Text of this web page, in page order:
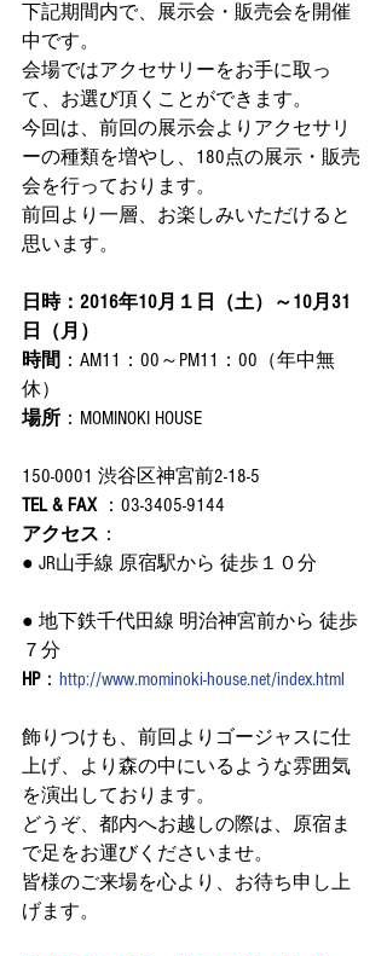
下記期間内で、展示会・販売会を開催
中です。
会場ではアクセサリーをお手に取っ
て、お選び頂くことができます。
今回は、前回の展示会よりアクセサリ
ーの種類を増やし、180点の展示・販売
会を行っております。
前回より一層、お楽しみいただけると
思います。
日時：2016年10月１日（土）～10月31
日（月）
時間 ：AM11：00～PM11：00（年中無
休）
場所 ：MOMINOKI HOUSE
150-0001 渋谷区神宮前2-18-5
TEL & FAX ：03-3405-9144
​アクセス ：
● JR山手線 原宿駅から 徒歩１０分
● 地下鉄千代田線 明治神宮前から 徒歩
７分
HP： http://www.mominoki-house.net/index.html
飾りつけも、前回よりゴージャスに仕
上げ、より森の中にいるような雰囲気
を演出しております。
どうぞ、都内へお越しの際は、原宿ま
で足をお運びくださいませ。
皆様のご来場を心より、お待ち申し上
げます。